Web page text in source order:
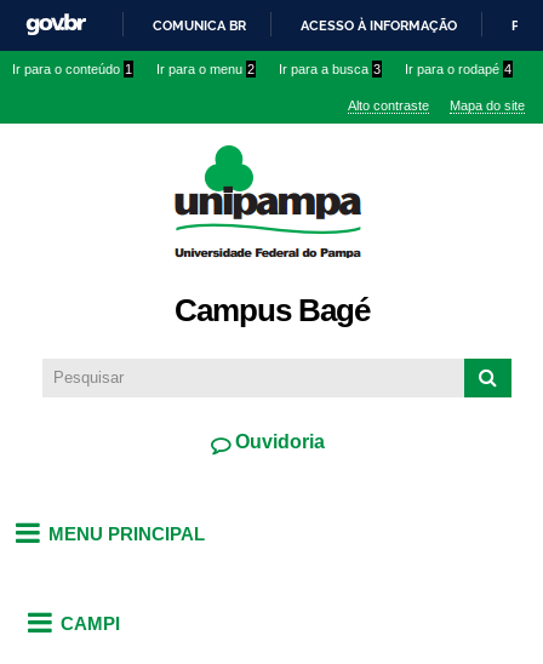
conteúdo
IR
O
COMUNICA BR ACESSO À INFORMAÇÃO
Ir para o conteúdo 1 Ir para o menu 2 Ir para a busca 3 Ir para o rodapé 4
Alto contraste Mapa do site
Campus Bagé
Ouvidoria
MENU PRINCIPAL
CAMPI